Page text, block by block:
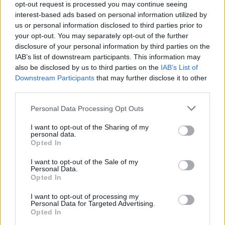
opt-out request is processed you may continue seeing
interest-based ads based on personal information utilized by
us or personal information disclosed to third parties prior to
your opt-out. You may separately opt-out of the further
disclosure of your personal information by third parties on the
IAB’s list of downstream participants. This information may
also be disclosed by us to third parties on the IAB’s List of
Downstream Participants that may further disclose it to other
Personal Data Processing Opt Outs
I want to opt-out of the Sharing of my
personal data.
Opted In
I want to opt-out of the Sale of my
Personal Data.
Opted In
I want to opt-out of processing my
Personal Data for Targeted Advertising.
Opted In
Πηγή: dokari.gr
Παιχνίδι από παντού στη Novibet με το
νέο Mobile App
Αντωνίου Σωτήρης
COMMENTS
Συνδεθείτε για να σχολιάσετε